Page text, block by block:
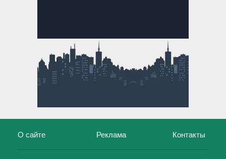
О сайте Реклама Контакты